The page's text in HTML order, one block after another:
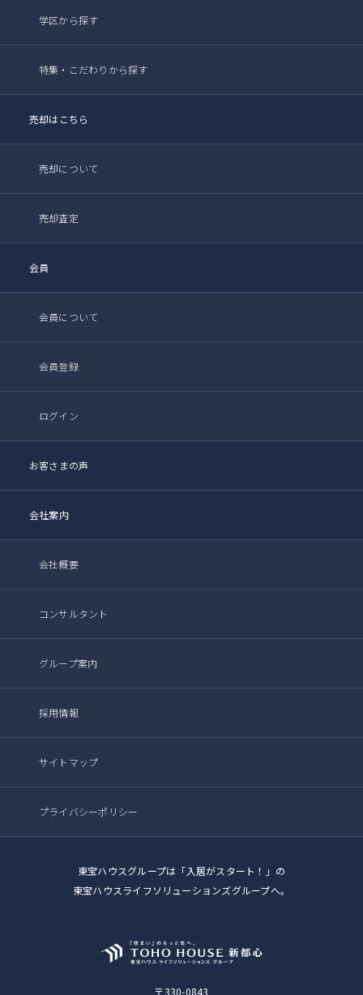
学区から探す
特集・こだわりから探す
売却はこちら
売却について
売却査定
会員
会員について
会員登録
ログイン
お客さまの声
会社案内
会社概要
コンサルタント
グループ案内
採用情報
サイトマップ
プライバシーポリシー
東宝ハウスグループは「入居がスタート！」の
東宝ハウスライフソリューションズグループへ。
〒330-0843